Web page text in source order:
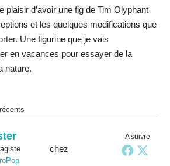
plaisir d’avoir une fig de Tim Olyphant
et les quelques modifications que
Une figurine que je vais
en vacances pour essayer de la
nature.
A suivre
chez